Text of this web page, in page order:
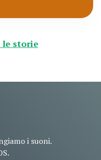
storie
i suoni.